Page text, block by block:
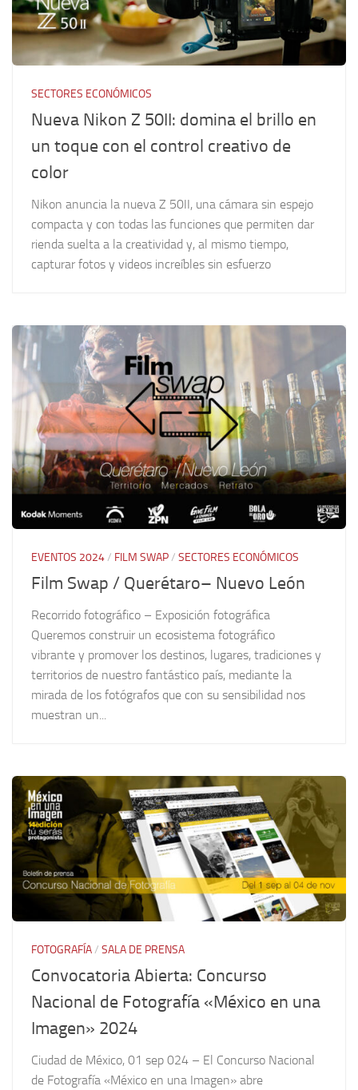
SECTORES ECONÓMICOS
Nueva Nikon Z 50II: domina el brillo en
un toque con el control creativo de
color
Nikon anuncia la nueva Z 50II, una cámara sin espejo
compacta y con todas las funciones que permiten dar
rienda suelta a la creatividad y, al mismo tiempo,
capturar fotos y videos increíbles sin esfuerzo
EVENTOS 2024/ FILM SWAP/ SECTORES ECONÓMICOS
Film Swap / Querétaro– Nuevo León
Recorrido fotográfico – Exposición fotográfica
Queremos construir un ecosistema fotográfico
vibrante y promover los destinos, lugares, tradiciones y
territorios de nuestro fantástico país, mediante la
mirada de los fotógrafos que con su sensibilidad nos
muestran un...
FOTOGRAFÍA/ SALA DE PRENSA
Convocatoria Abierta: Concurso
Nacional de Fotografía «México en una
Imagen» 2024
Ciudad de México, 01 sep 024 – El Concurso Nacional
de Fotografía «México en una Imagen» abre